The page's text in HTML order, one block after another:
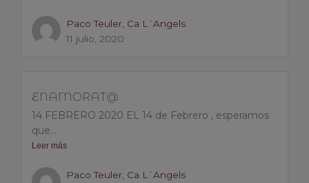
Paco Teuler, Ca L´Angels
11 julio, 2020
ENAMORAT@
14 FEBRERO 2020 EL 14 de Febrero , esperamos
que...
Leer más
Paco Teuler, Ca L´Angels